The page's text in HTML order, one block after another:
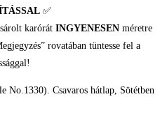
✅
karórát INGYENESEN méretre
rovatában tüntesse fel a
No.1330). Csavaros hátlap, Sötétben